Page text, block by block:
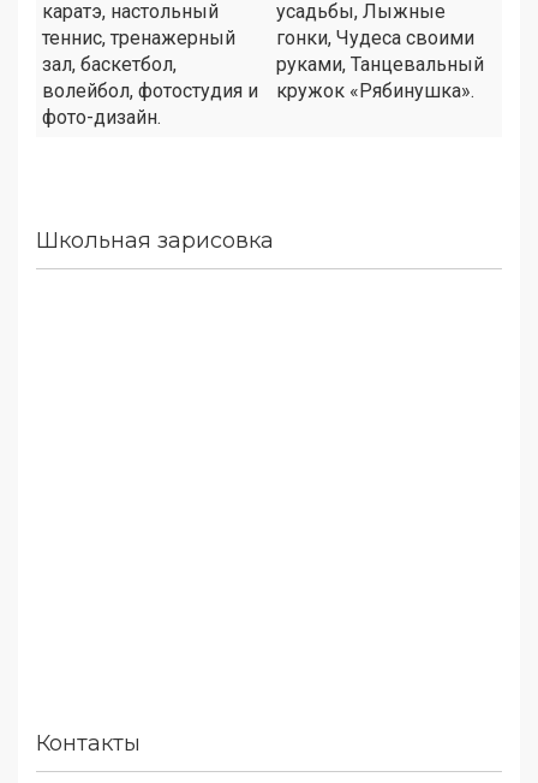
каратэ, настольный
теннис, тренажерный
зал, баскетбол,
волейбол, фотостудия и
фото-дизайн.
усадьбы, Лыжные
гонки, Чудеса своими
руками, Танцевальный
кружок «Рябинушка».
Школьная зарисовка
Контакты